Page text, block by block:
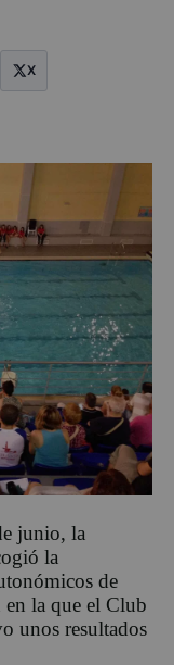
X
junio, la
la
de
la que el Club
unos resultados